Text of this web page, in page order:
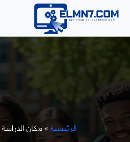
الرئيسية » مكان الدراسة